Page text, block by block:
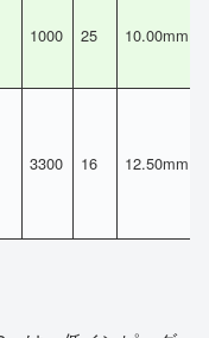
1000 25 10.00mm
3300 16 12.50mm